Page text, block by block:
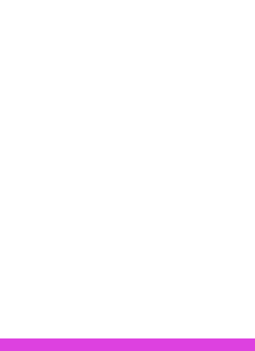
в курсе где проходят новые акции и скидки.
в курсе где проходят новые акции и скидки.